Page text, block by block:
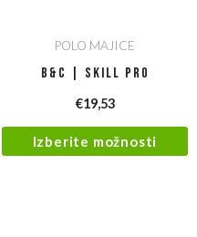
POLO MAJICE
B&C | Skill Pro
€19,53
Izberite možnosti